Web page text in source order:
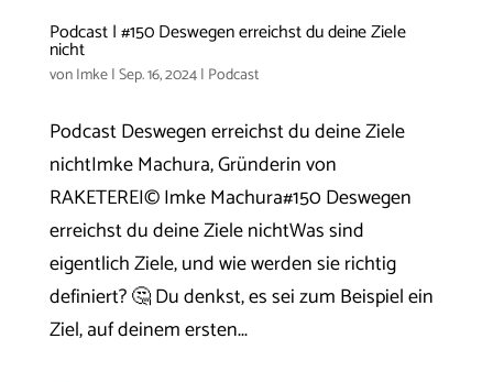
Podcast | #150 Deswegen erreichst du deine Ziele
nicht
vonImke|Sep. 16, 2024| Podcast
Podcast Deswegen erreichst du deine Ziele
nichtImke Machura, Gründerin von
RAKETEREI© Imke Machura#150 Deswegen
erreichst du deine Ziele nichtWas sind
eigentlich Ziele, und wie werden sie richtig
definiert? 🤔 Du denkst, es sei zum Beispiel ein
Ziel, auf deinem ersten...